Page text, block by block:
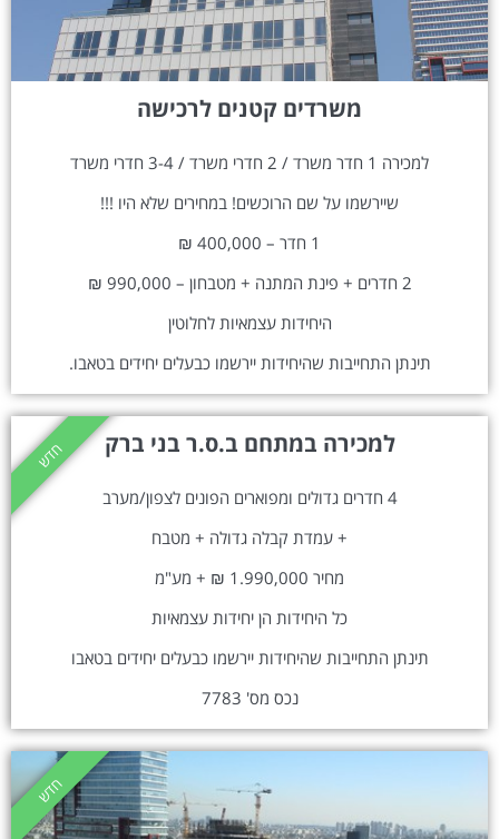
משרדים קטנים לרכישה
למכירה 1 חדר משרד / 2 חדרי משרד / 3-4 חדרי משרד
שיירשמו על שם הרוכשים! במחירים שלא היו !!!
1 חדר – 400,000 ₪
2 חדרים + פינת המתנה + מטבחון – 990,000 ₪
היחידות עצמאיות לחלוטין
תינתן התחייבות שהיחידות יירשמו כבעלים יחידים בטאבו.
למכירה במתחם ב.ס.ר בני ברק
4 חדרים גדולים ומפוארים הפונים לצפון/מערב
+ עמדת קבלה גדולה + מטבח
מחיר 1.990,000 ₪ + מע"מ
כל היחידות הן יחידות עצמאיות
תינתן התחייבות שהיחידות יירשמו כבעלים יחידים בטאבו
נכס מס' 7783
חדש
חדש